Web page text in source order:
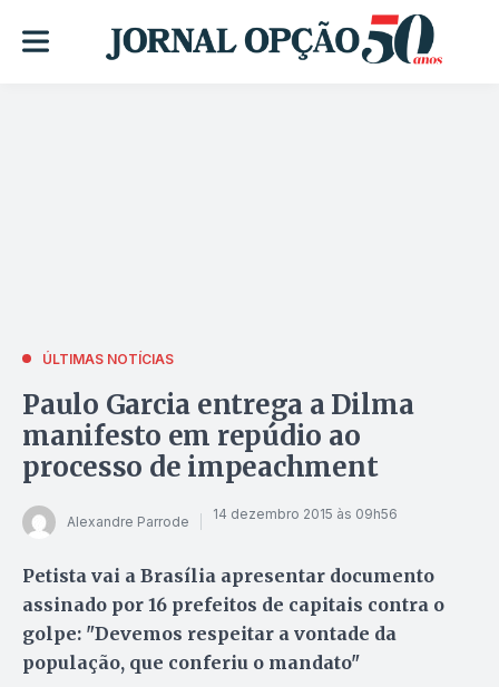
ÚLTIMAS NOTÍCIAS
Paulo Garcia entrega a Dilma
manifesto em repúdio ao
processo de impeachment
Alexandre Parrode 14 dezembro 2015 às 09h56
Petista vai a Brasília apresentar documento
assinado por 16 prefeitos de capitais contra o
golpe: "Devemos respeitar a vontade da
população, que conferiu o mandato"